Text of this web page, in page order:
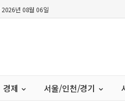
2026년 08월 06일
경제 서울/인천/경기